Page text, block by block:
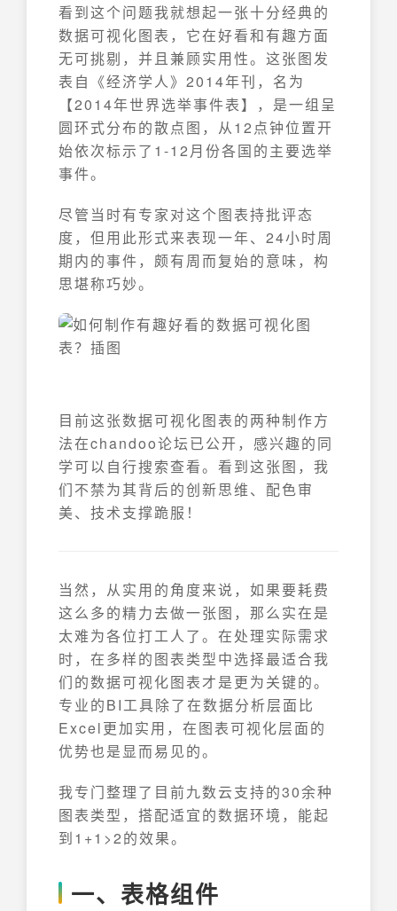
看到这个问题我就想起一张十分经典的
数据可视化图表，它在好看和有趣方面
无可挑剔，并且兼顾实用性。这张图发
表自《经济学人》2014年刊，名为
【2014年世界选举事件表】，是一组呈
圆环式分布的散点图，从12点钟位置开
始依次标示了1-12月份各国的主要选举
事件。
尽管当时有专家对这个图表持批评态
度，但用此形式来表现一年、24小时周
期内的事件，颇有周而复始的意味，构
思堪称巧妙。
目前这张数据可视化图表的两种制作方
法在chandoo论坛已公开，感兴趣的同
学可以自行搜索查看。看到这张图，我
们不禁为其背后的创新思维、配色审
美、技术支撑跪服！
当然，从实用的角度来说，如果要耗费
这么多的精力去做一张图，那么实在是
太难为各位打工人了。在处理实际需求
时，在多样的图表类型中选择最适合我
们的数据可视化图表才是更为关键的。
专业的BI工具除了在数据分析层面比
Excel更加实用，在图表可视化层面的
优势也是显而易见的。
我专门整理了目前九数云支持的30余种
图表类型，搭配适宜的数据环境，能起
到1+1>2的效果。
一、表格组件